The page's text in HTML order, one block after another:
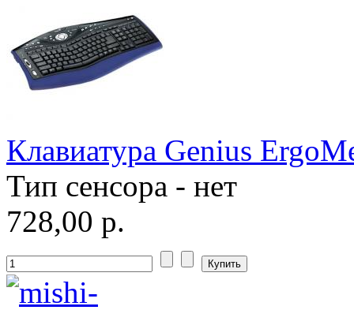
Pixus
Pleomax
Prestigio
Primepc
Rapoo(14)
Razer(27)
Revoltec
Клавиатура Genius
Тип сенсора - нет
728,00 р.